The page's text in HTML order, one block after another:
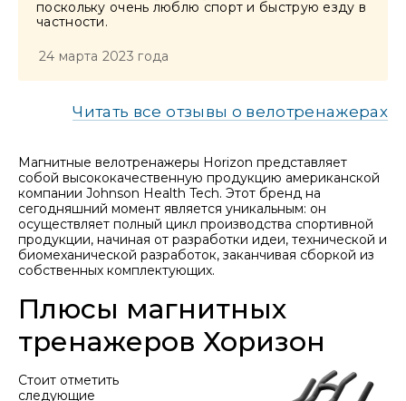
поскольку очень люблю спорт и быструю езду в
частности.
24 марта 2023 года
Читать все отзывы о велотренажерах
Магнитные велотренажеры Horizon представляет
собой высококачественную продукцию американской
компании Johnson Health Tech. Этот бренд на
сегодняшний момент является уникальным: он
осуществляет полный цикл производства спортивной
продукции, начиная от разработки идеи, технической и
биомеханической разработок, заканчивая сборкой из
собственных комплектующих.
Плюсы магнитных
тренажеров Хоризон
Стоит отметить
следующие